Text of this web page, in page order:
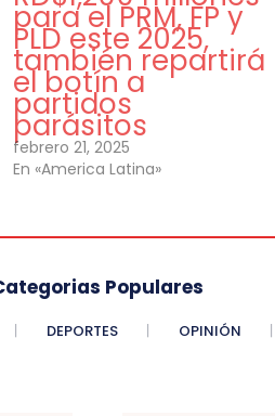
para el PRM, FP y
PLD este 2025,
también repartirá
el botín a
partidos
parásitos
febrero 21, 2025
En «America Latina»
Populares
DEPORTES OPINIÓN